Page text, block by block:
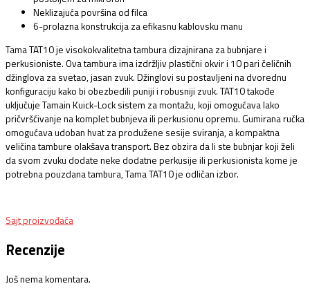
Neklizajuća površina od filca
6-prolazna konstrukcija za efikasnu kablovsku manu
Tama TAT10 je visokokvalitetna tambura dizajnirana za bubnjare i
perkusioniste. Ova tambura ima izdržljiv plastični okvir i 10 pari čeličnih
džinglova za svetao, jasan zvuk. Džinglovi su postavljeni na dvorednu
konfiguraciju kako bi obezbedili puniji i robusniji zvuk. TAT10 takođe
uključuje Tamain Kuick-Lock sistem za montažu, koji omogućava lako
pričvršćivanje na komplet bubnjeva ili perkusionu opremu. Gumirana ručka
omogućava udoban hvat za produžene sesije sviranja, a kompaktna
veličina tambure olakšava transport. Bez obzira da li ste bubnjar koji želi
da svom zvuku dodate neke dodatne perkusije ili perkusionista kome je
potrebna pouzdana tambura, Tama TAT10 je odličan izbor.
Sajt proizvođača
Recenzije
Još nema komentara.